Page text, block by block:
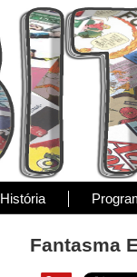
História
Fantasma